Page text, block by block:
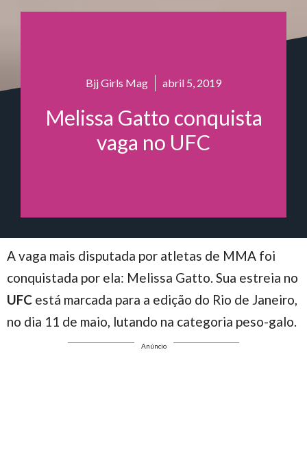
Bjj Girls Mag abril 5, 2019
Melissa Gatto conquista
vaga no UFC
A vaga mais disputada por atletas de MMA foi
conquistada por ela: Melissa Gatto. Sua estreia no
UFC está marcada para a edição do Rio de Janeiro,
no dia 11 de maio, lutando na categoria peso-galo.
Anúncio